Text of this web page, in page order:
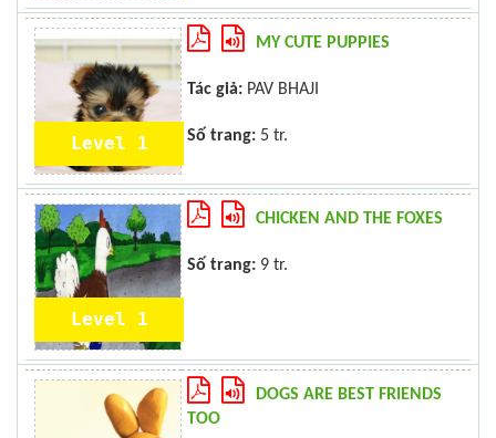
Level 1
MY CUTE PUPPIES
Tác giả: PAV BHAJI
Số trang: 5 tr.
Level 1
CHICKEN AND THE FOXES
Số trang: 9 tr.
DOGS ARE BEST FRIENDS
TOO